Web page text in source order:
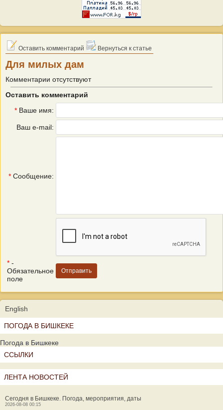
Оставить комментарий Вернуться к статье
Для милых дам
Комментарии отсутствуют
Оставить комментарий
* Ваше имя:
Ваш e-mail:
* Сообщение:
* -
Обязательное
поле
English
ПОГОДА В БИШКЕКЕ
Погода в Бишкеке
ССЫЛКИ
ЛЕНТА НОВОСТЕЙ
Сегодня в Бишкеке. Погода, мероприятия, даты
2026-08-08 00:15